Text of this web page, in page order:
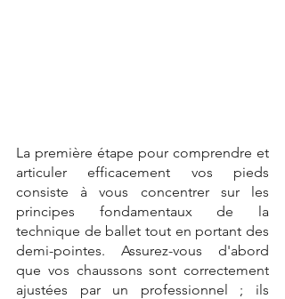
La première étape pour comprendre et
articuler efficacement vos pieds
consiste à vous concentrer sur les
principes fondamentaux de la
technique de ballet tout en portant des
demi-pointes. Assurez-vous d'abord
que vos chaussons sont correctement
ajustées par un professionnel ; ils